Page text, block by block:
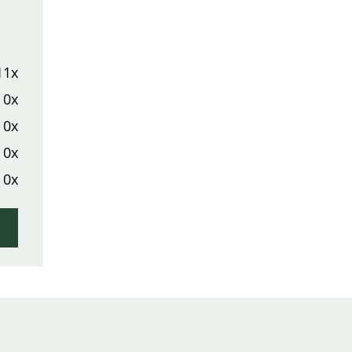
0x
0x
0x
0x